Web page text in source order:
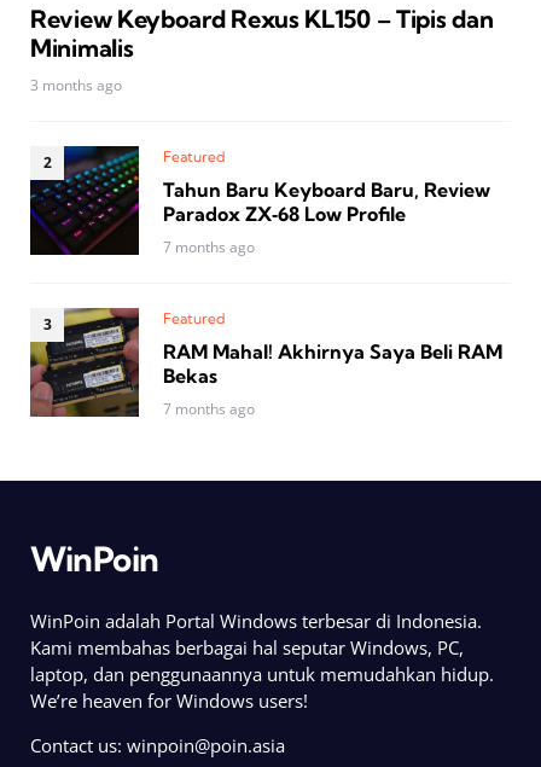
Review Keyboard Rexus KL150 – Tipis dan
Minimalis
3 months ago
Featured
Tahun Baru Keyboard Baru, Review
Paradox ZX‑68 Low Profile
7 months ago
Featured
RAM Mahal! Akhirnya Saya Beli RAM
Bekas
7 months ago
WinPoin
WinPoin adalah Portal Windows terbesar di Indonesia.
Kami membahas berbagai hal seputar Windows, PC,
laptop, dan penggunaannya untuk memudahkan hidup.
We’re heaven for Windows users!
Contact us: winpoin@poin.asia